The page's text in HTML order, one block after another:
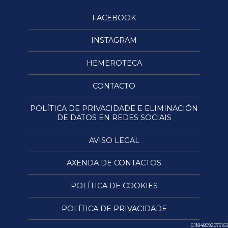
0.11848092079163
FACEBOOK
INSTAGRAM
HEMEROTECA
CONTACTO
POLÍTICA DE PRIVACIDADE E ELIMINACIÓN
DE DATOS EN REDES SOCIAIS
AVISO LEGAL
AXENDA DE CONTACTOS
POLÍTICA DE COOKIES
POLÍTICA DE PRIVACIDADE